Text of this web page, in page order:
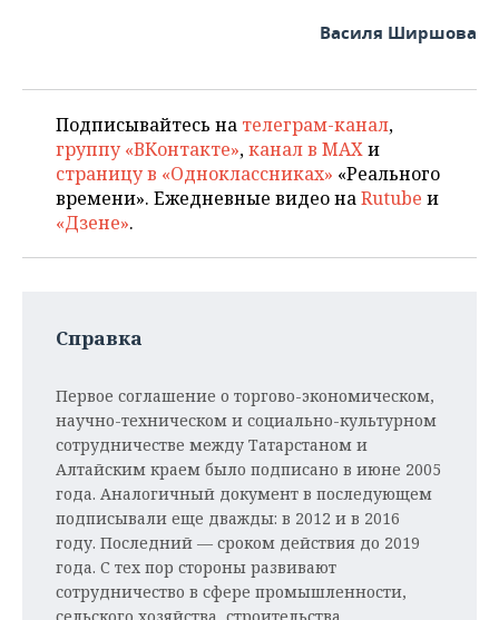
Василя Ширшова
Подписывайтесь на телеграм-канал,
группу «ВКонтакте»,канал в MAXи
страницу в «Одноклассниках» «Реального
времени». Ежедневные видео наRutube и
«Дзене».
Справка
Первое соглашение о торгово-экономическом,
научно-техническом и социально-культурном
сотрудничестве между Татарстаном и
Алтайским краем было подписано в июне 2005
года. Аналогичный документ в последующем
подписывали еще дважды: в 2012 и в 2016
году. Последний — сроком действия до 2019
года. С тех пор стороны развивают
сотрудничество в сфере промышленности,